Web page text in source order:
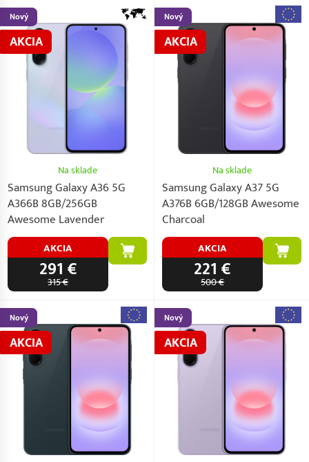
Nový
AKCIA
Na sklade
Samsung Galaxy A36 5G
A366B 8GB/256GB
Awesome Lavender
AKCIA
291 €
315 €
Nový
AKCIA
Na sklade
Samsung Galaxy A37 5G
A376B 6GB/128GB Awesome
Charcoal
AKCIA
221 €
500 €
Nový
AKCIA
Nový
AKCIA